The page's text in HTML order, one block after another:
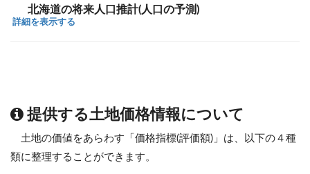
北海道の将来人口推計(人口の予測)
詳細を表示する
提供する土地価格情報について
土地の価値をあらわす「価格指標(評価額)」は、以下の４種
類に整理することができます。